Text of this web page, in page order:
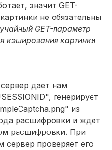
значит GET-
не обязательны
GET-параметр
кэширования картинки
дает нам
генерирует
из
расшифровки и ждет
расшифровки. При
проверяет его